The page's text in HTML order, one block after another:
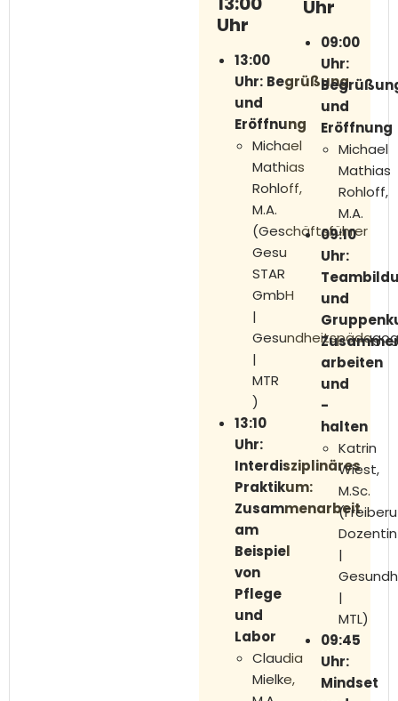
Uhr
13:00
Uhr: Begrüßung
und
Eröffnung
Michael
Mathias
Rohloff,
M.A.
(Geschäftsführer
Gesu
STAR
GmbH
|
|
MTR
)
13:10
Uhr:
Interdisziplinäres
Praktikum:
Zusammenarbeit
am
Beispiel
von
Pflege
und
Labor
Claudia
Mielke,
Uhr
09:00
Uhr:
und
Eröffnung
Michael
Mathias
Rohloff,
M.A.
09:10
Uhr:
und
arbeiten
und
-
halten
Katrin
Wiest,
M.Sc.
Dozentin
|
|
MTL)
09:45
Uhr:
Mindset